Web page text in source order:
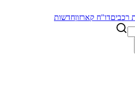
רכביםדו"ח קארזוןחדשות